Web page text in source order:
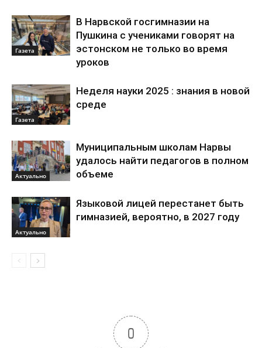
Газета
В Нарвской госгимназии на
Пушкина с учениками говорят на
эстонском не только во время
уроков
Газета
Неделя науки 2025 : знания в новой
среде
Актуально
Муниципальным школам Нарвы
удалось найти педагогов в полном
объеме
Актуально
Языковой лицей перестанет быть
гимназией, вероятно, в 2027 году
0